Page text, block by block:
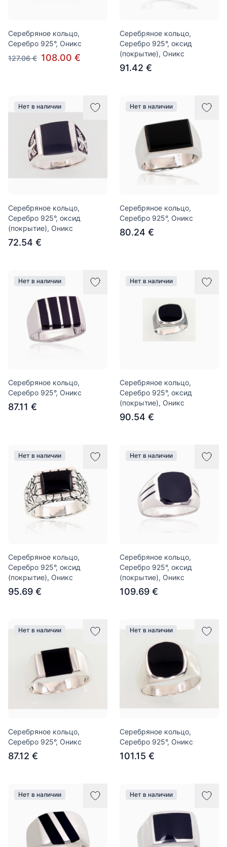
Серебряное кольцо,
Серебро 925°, Оникс
127.06 € 108.00 €
Серебряное кольцо,
Серебро 925°, оксид
(покрытие), Оникс
91.42 €
Нет в наличии
Серебряное кольцо,
Серебро 925°, оксид
(покрытие), Оникс
72.54 €
Нет в наличии
Серебряное кольцо,
Серебро 925°, Оникс
80.24 €
Нет в наличии
Серебряное кольцо,
Серебро 925°, Оникс
87.11 €
Нет в наличии
Серебряное кольцо,
Серебро 925°, оксид
(покрытие), Оникс
90.54 €
Нет в наличии
Серебряное кольцо,
Серебро 925°, оксид
(покрытие), Оникс
95.69 €
Нет в наличии
Серебряное кольцо,
Серебро 925°, оксид
(покрытие), Оникс
109.69 €
Нет в наличии
Серебряное кольцо,
Серебро 925°, Оникс
87.12 €
Нет в наличии
Серебряное кольцо,
Серебро 925°, Оникс
101.15 €
Нет в наличии Нет в наличии